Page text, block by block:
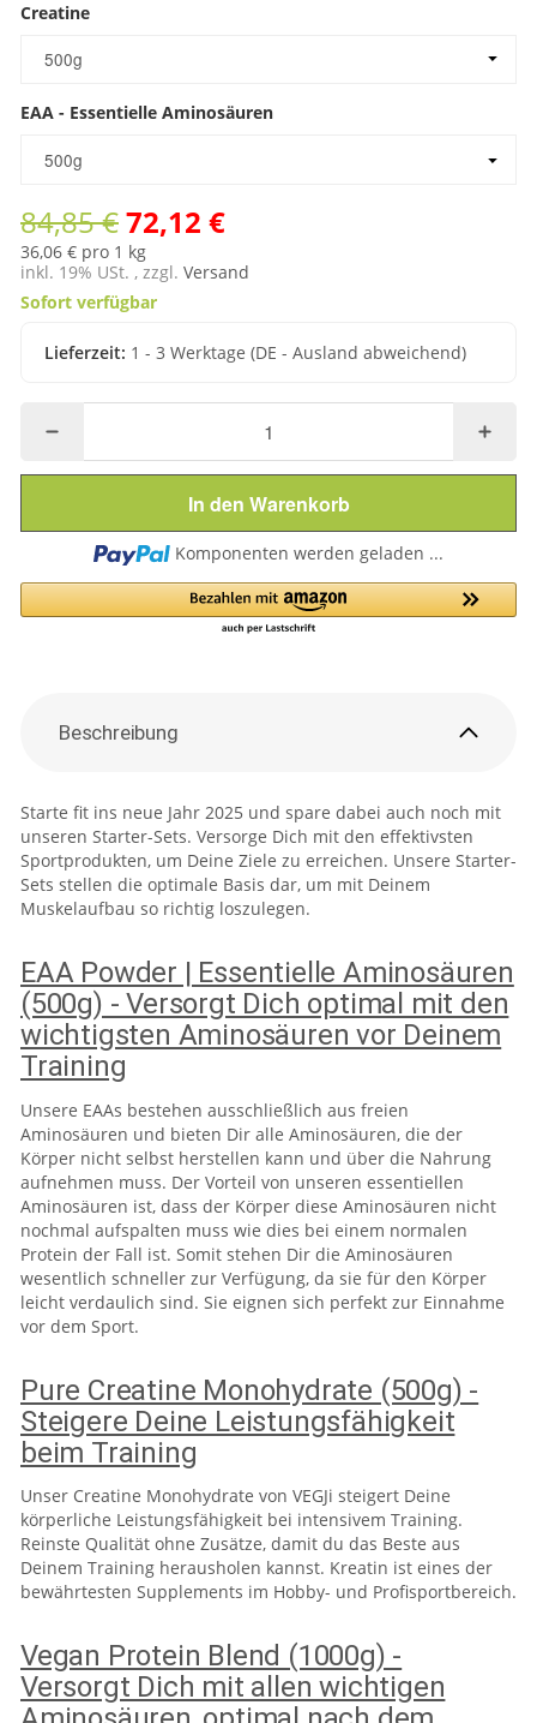
Creatine
500g
EAA - Essentielle Aminosäuren
500g
84,85 €72,12 €
36,06 € pro 1 kg
inkl. 19% USt. , zzgl. Versand
Sofort verfügbar
Lieferzeit: 1 - 3 Werktage(DE - Ausland abweichend)
In den Warenkorb
Loading...
Komponenten werden geladen ...
Beschreibung
Starte fit ins neue Jahr 2025 und spare dabei auch noch mit
unseren Starter-Sets. Versorge Dich mit den effektivsten
Sportprodukten, um Deine Ziele zu erreichen. Unsere Starter-
Sets stellen die optimale Basis dar, um mit Deinem
Muskelaufbau so richtig loszulegen.
EAA Powder | Essentielle Aminosäuren
(500g) - Versorgt Dich optimal mit den
wichtigsten Aminosäuren vor Deinem
Training
Unsere EAAs bestehen ausschließlich aus freien
Aminosäuren und bieten Dir alle Aminosäuren, die der
Körper nicht selbst herstellen kann und über die Nahrung
aufnehmen muss. Der Vorteil von unseren essentiellen
Aminosäuren ist, dass der Körper diese Aminosäuren nicht
nochmal aufspalten muss wie dies bei einem normalen
Protein der Fall ist. Somit stehen Dir die Aminosäuren
wesentlich schneller zur Verfügung, da sie für den Körper
leicht verdaulich sind. Sie eignen sich perfekt zur Einnahme
vor dem Sport.
Pure Creatine Monohydrate (500g) -
Steigere Deine Leistungsfähigkeit
beim Training
Unser Creatine Monohydrate von VEGJi steigert Deine
körperliche Leistungsfähigkeit bei intensivem Training.
Reinste Qualität ohne Zusätze, damit du das Beste aus
Deinem Training herausholen kannst. Kreatin ist eines der
bewährtesten Supplements im Hobby- und Profisportbereich.
Vegan Protein Blend (1000g) -
Versorgt Dich mit allen wichtigen